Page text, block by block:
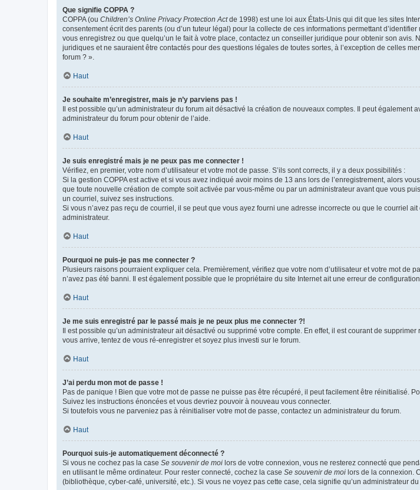
Que signifie COPPA ?
COPPA (ou Children’s Online Privacy Protection Actde 1998) est une loi aux États-Unis qui dit que les sites
consentement écrit des parents (ou d’un tuteur légal) pour la collecte de ces informations permettant
vous enregistrez ou que quelqu’un le fait à votre place, contactez un conseiller juridique pour obtenir son
juridiques et ne sauraient être contactés pour des questions légales de toutes sortes, à l’exception de celles
forum ? ».
Haut
Je souhaite m’enregistrer, mais je n’y parviens pas !
Il est possible qu’un administrateur du forum ait désactivé la création de nouveaux comptes. Il peut
administrateur du forum pour obtenir de l’aide.
Haut
Je suis enregistré mais je ne peux pas me connecter !
Vérifiez, en premier, votre nom d’utilisateur et votre mot de passe. S’ils sont corrects, il y a deux possibilités :
Si la gestion COPPA est active et si vous avez indiqué avoir moins de 13 ans lors de l’enregistrement, alors
que toute nouvelle création de compte soit activée par vous-même ou par un administrateur avant que vous
un courriel, suivez ses instructions.
Si vous n’avez pas reçu de courriel, il se peut que vous ayez fourni une adresse incorrecte ou que le courriel
administrateur.
Haut
Pourquoi ne puis-je pas me connecter ?
Plusieurs raisons pourraient expliquer cela. Premièrement, vérifiez que votre nom d’utilisateur et votre mot de
n’avez pas été banni. Il est également possible que le propriétaire du site Internet ait une erreur de
Haut
Je me suis enregistré par le passé mais je ne peux plus me connecter ?!
Il est possible qu’un administrateur ait désactivé ou supprimé votre compte. En effet, il est courant de
vous arrive, tentez de vous ré-enregistrer et soyez plus investi sur le forum.
Haut
J’ai perdu mon mot de passe !
Pas de panique ! Bien que votre mot de passe ne puisse pas être récupéré, il peut facilement être réinitialisé.
Suivez les instructions énoncées et vous devriez pouvoir à nouveau vous connecter.
Si toutefois vous ne parveniez pas à réinitialiser votre mot de passe, contactez un administrateur du forum.
Haut
Pourquoi suis-je automatiquement déconnecté ?
Si vous ne cochez pas la case Se souvenir de moi lors de votre connexion, vous ne resterez connecté que
en utilisant le même ordinateur. Pour rester connecté, cochez la case Se souvenir de moi lors de la connexion.
(bibliothèque, cyber-café, université, etc.). Si vous ne voyez pas cette case, cela signifie qu’un administrateur